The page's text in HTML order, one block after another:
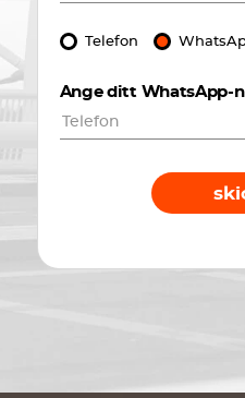
Telefon
Ange ditt WhatsApp-